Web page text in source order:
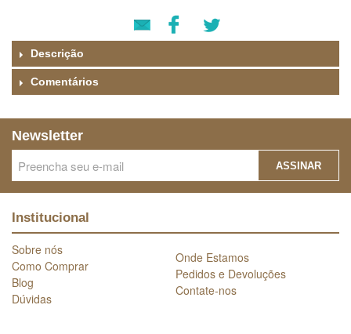
Descrição
Comentários
Newsletter
ASSINAR
Institucional
Sobre nós
Como Comprar
Blog
Dúvidas
Onde Estamos
Pedidos e Devoluções
Contate-nos